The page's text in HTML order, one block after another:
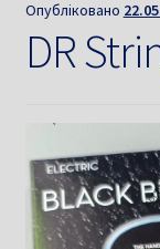
Опубліковано
DR